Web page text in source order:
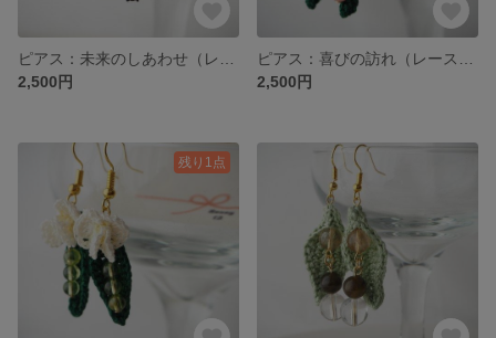
2,500円
2,500円
残り1点